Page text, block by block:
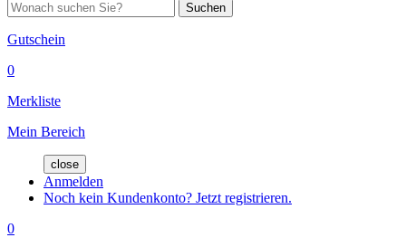
Suchen
Gutschein
0
Merkliste
Mein Bereich
close
Anmelden
Noch kein Kundenkonto? Jetzt registrieren.
0